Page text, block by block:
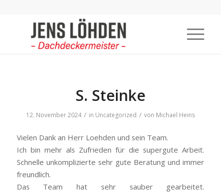
S. Steinke
12. November 2024 / in Uncategorized / von Michael Heins
Vielen Dank an Herr Loehden und sein Team.
Ich bin mehr als Zufrieden für die supergute Arbeit.
Schnelle unkomplizierte sehr gute Beratung und immer
freundlich.
Das Team hat sehr sauber gearbeitet.